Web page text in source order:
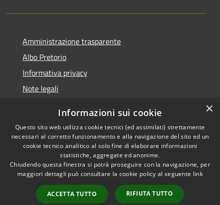
Amministrazione trasparente
Albo Pretorio
Informativa privacy
Note legali
Whisteblowing
RSS
Accessibilità
Copyright © 2026 • Comune di
Montichiari • Powered by
Municipium•
Accesso
×
Informazioni sui cookie
Questo sito web utilizza cookie tecnici (ed assimilati) strettamente
necessari al corretto funzionamento e alla navigazione del sito ed un
cookie tecnico analitico al solo fine di elaborare informazioni
statistiche, aggregate ed anonime.
Chiudendo questa finestra si potrà proseguire con la navigazione, per
maggiori dettagli può consultare la cookie policy al seguente link
ACCETTA TUTTO RIFIUTA TUTTO